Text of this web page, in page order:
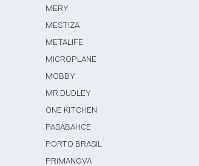
MERY
MESTIZA
METALIFE
MICROPLANE
MOBBY
MR.DUDLEY
ONE KITCHEN
PASABAHCE
PORTO BRASIL
PRIMANOVA